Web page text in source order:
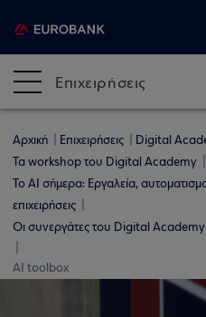
Επιχειρήσεις
Αρχική Επιχειρήσεις
Digital
Τα workshop του Digital Academy
Το AI σήμερα: Εργαλεία,
επιχειρήσεις
Οι συνεργάτες του Digital Academy
AI toolbox